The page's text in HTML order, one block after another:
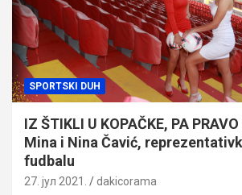
SPORTSKI DUH
IZ ŠTIKLI U KOPAČKE, PA
Mina i Nina Čavić,
fudbalu
27. јул 2021. dakicorama